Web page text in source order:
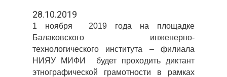
28.10.2019
1 ноября 2019 года на площадке
Балаковского инженерно-
технологического института – филиала
НИЯУ МИФИ будет проходить диктант
этнографической грамотности в рамках